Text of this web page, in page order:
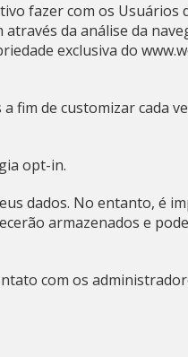
fazer com os Usuários
da análise da
exclusiva do
fim de customizar cada
opt-in.
dados. No entanto, é
armazenados e
com os